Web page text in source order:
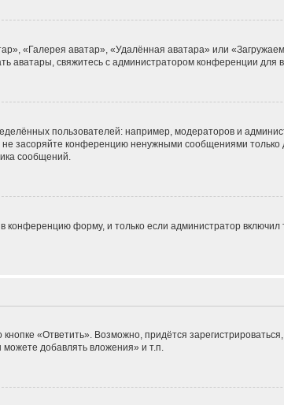
«Галерея аватар», «Удалённая аватара» или
аватары, свяжитесь с администратором конференции для
пользователей: например, модераторов и
засоряйте конференцию ненужными сообщениями только
сообщений.
конференцию форму, и только если администратор
«Ответить». Возможно, придётся
добавлять вложения» и т.п.